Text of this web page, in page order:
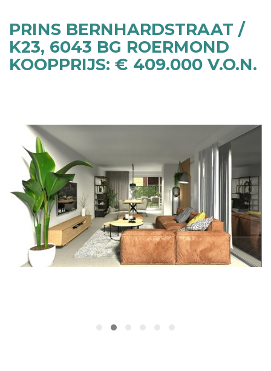
PRINS BERNHARDSTRAAT /
K23, 6043 BG ROERMOND
KOOPPRIJS: € 409.000 V.O.N.